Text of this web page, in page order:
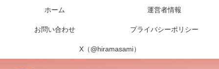
ホーム 運営者情報
お問い合わせ プライバシーポリシー
X（@hiramasami）